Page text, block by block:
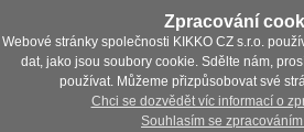
Zpracování
Webové stránky společnosti KIKKO CZ s.r.o.
dat, jako jsou soubory cookie. Sdělte nám,
používat. Můžeme přizpůsobovat své
Chci se dozvědět víc informací o
Souhlasím se